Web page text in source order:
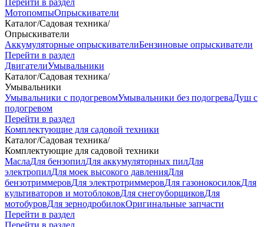
Перейти в раздел
МотопомпыОпрыскиватели
Каталог/Садовая техника/
Опрыскиватели
Аккумуляторные опрыскивателиБензиновые опрыскиватели
Перейти в раздел
ДвигателиУмывальники
Каталог/Садовая техника/
Умывальники
Умывальники с подогревомУмывальники без подогреваДуш с
подогревом
Перейти в раздел
Комплектующие для садовой техники
Каталог/Садовая техника/
Комплектующие для садовой техники
МаслаДля бензопилДля аккумуляторных пилДля
электропилДля моек высокого давленияДля
бензотриммеровДля электротриммеровДля газонокосилокДля
культиваторов и мотоблоковДля снегоуборщиковДля
мотобуровДля зернодробилокОригинальные запчасти
Перейти в раздел
Перейти в раздел